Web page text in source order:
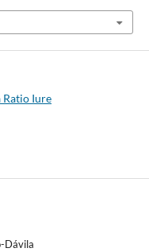
Ratio Iure
Dávila